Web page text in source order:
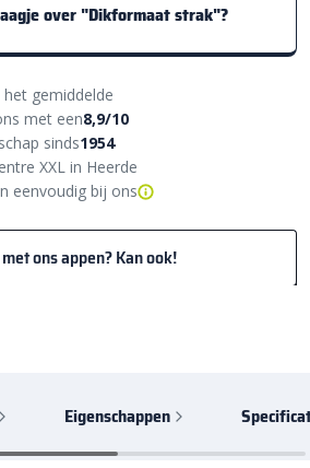
over "Dikformaat strak"?
het gemiddelde
met een8,9/10
sinds1954
XXL in Heerde
eenvoudig bij ons
ons appen? Kan ook!
Eigenschappen